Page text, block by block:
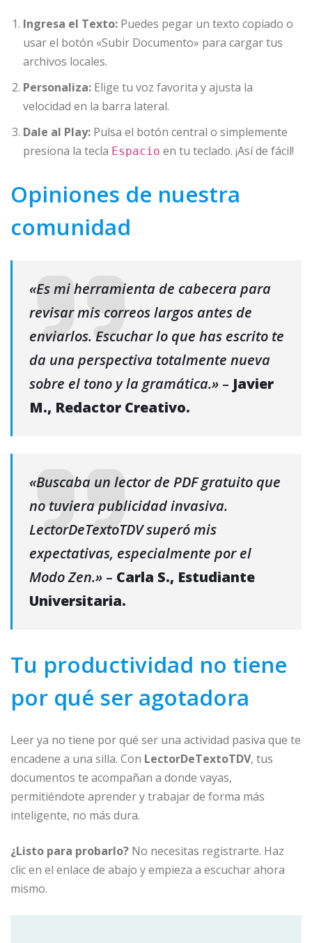
Ingresa el Texto: Puedes pegar un texto copiado o
usar el botón «Subir Documento» para cargar tus
archivos locales.
Personaliza: Elige tu voz favorita y ajusta la
velocidad en la barra lateral.
Dale al Play: Pulsa el botón central o simplemente
presiona la tecla Espacio en tu teclado. ¡Así de fácil!
Opiniones de nuestra
comunidad
«Es mi herramienta de cabecera para
revisar mis correos largos antes de
enviarlos. Escuchar lo que has escrito te
da una perspectiva totalmente nueva
sobre el tono y la gramática.» – Javier
M., Redactor Creativo.
«Buscaba un lector de PDF gratuito que
no tuviera publicidad invasiva.
LectorDeTextoTDV superó mis
expectativas, especialmente por el
Modo Zen.» – Carla S., Estudiante
Universitaria.
Tu productividad no tiene
por qué ser agotadora
Leer ya no tiene por qué ser una actividad pasiva que te
encadene a una silla. Con LectorDeTextoTDV, tus
documentos te acompañan a donde vayas,
permitiéndote aprender y trabajar de forma más
inteligente, no más dura.
¿Listo para probarlo? No necesitas registrarte. Haz
clic en el enlace de abajo y empieza a escuchar ahora
mismo.